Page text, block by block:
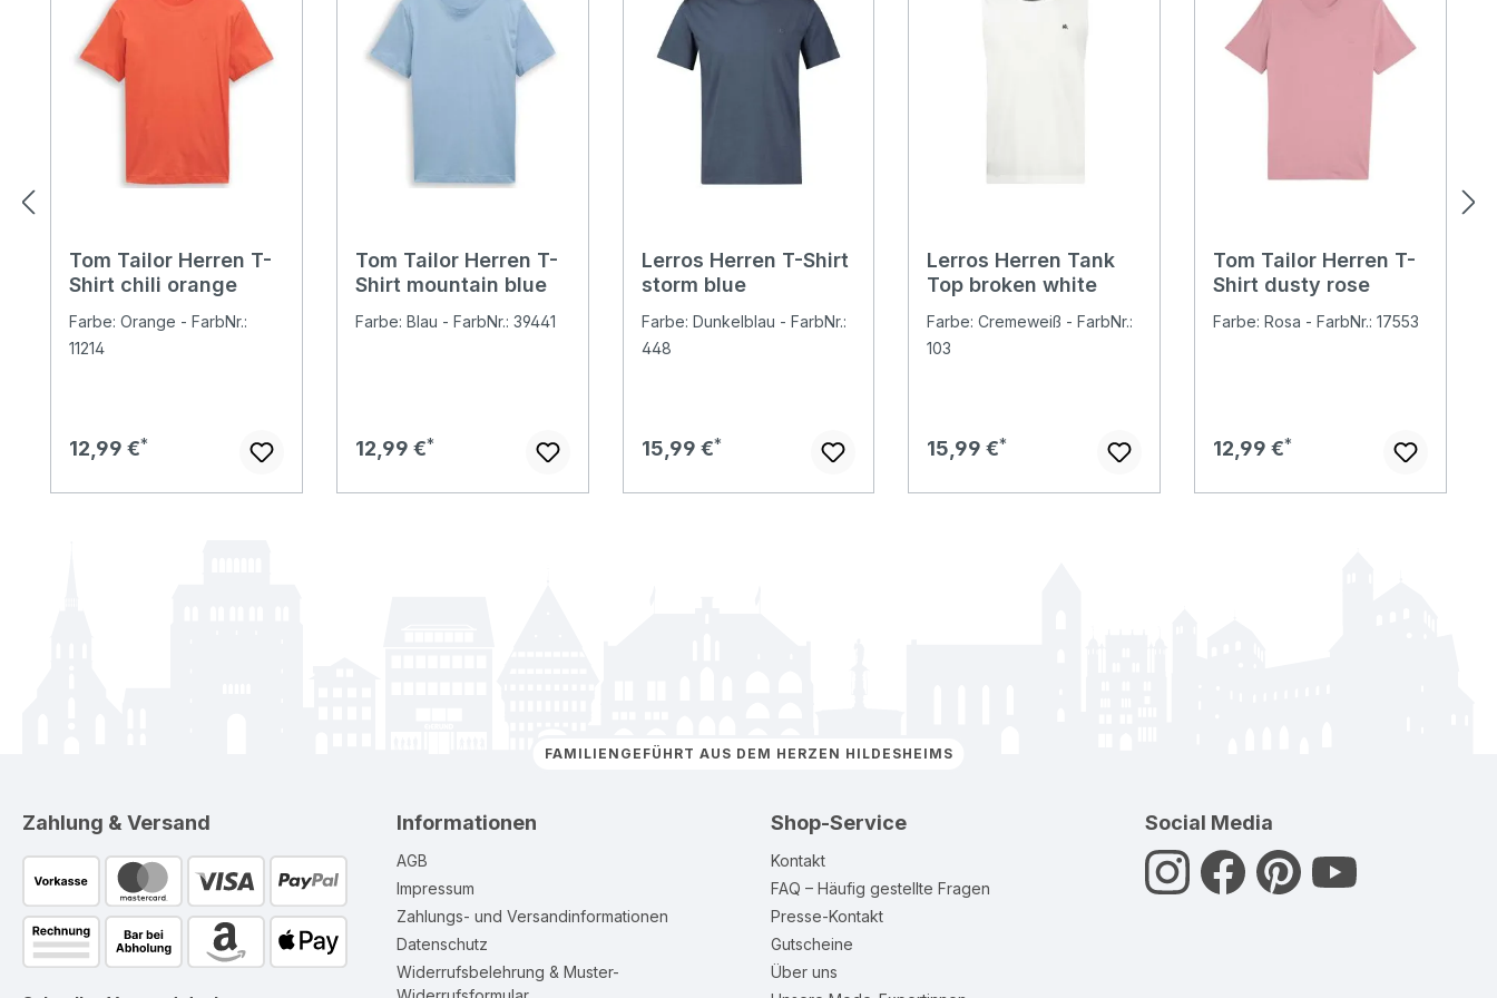
Tom Tailor Herren T-
Shirt chili orange
Farbe: Orange - FarbNr.:
11214
Regulärer Preis:
12,99 €
Tom Tailor Herren T-
Shirt mountain blue
Farbe: Blau - FarbNr.: 39441
Regulärer Preis:
12,99 €
Lerros Herren T-Shirt
storm blue
Farbe: Dunkelblau - FarbNr.:
448
Regulärer Preis:
15,99 €
Lerros Herren Tank
Top broken white
Farbe: Cremeweiß - FarbNr.:
103
Regulärer Preis:
15,99 €
Tom Tailor Herren T-
Shirt dusty rose
Farbe: Rosa - FarbNr.: 17553
Regulärer Preis:
12,99 €
FAMILIENGEFÜHRT AUS DEM HERZEN HILDESHEIMS
Zahlung & Versand Informationen
AGB
Impressum
Zahlungs- und Versandinformationen
Datenschutz
Widerrufsbelehrung & Muster-
Shop-Service
Kontakt
FAQ – Häufig gestellte Fragen
Presse-Kontakt
Gutscheine
Über uns
Social Media